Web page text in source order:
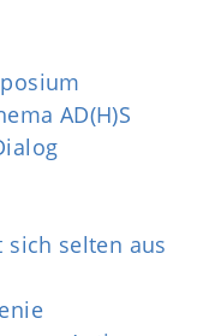
AD(H)S
sich selten aus